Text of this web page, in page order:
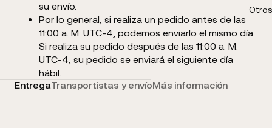
su envío.
Por lo general, si realiza un pedido antes de las
11:00 a. M. UTC-4, podemos enviarlo el mismo día.
Si realiza su pedido después de las 11:00 a. M.
UTC-4, su pedido se enviará el siguiente día
hábil.
EntregaTransportistas y envíoMás información